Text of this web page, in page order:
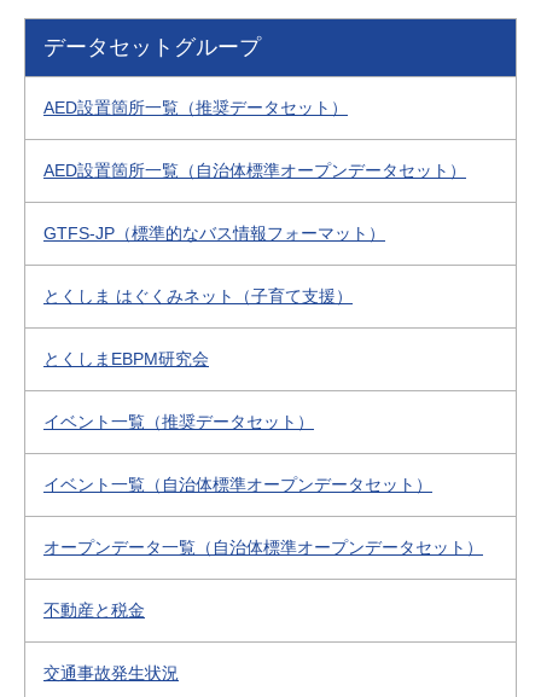
データセットグループ
AED設置箇所一覧（推奨データセット）
AED設置箇所一覧（自治体標準オープンデータセット）
GTFS-JP（標準的なバス情報フォーマット）
とくしま はぐくみネット（子育て支援）
とくしまEBPM研究会
イベント一覧（推奨データセット）
イベント一覧（自治体標準オープンデータセット）
オープンデータ一覧（自治体標準オープンデータセット）
不動産と税金
交通事故発生状況